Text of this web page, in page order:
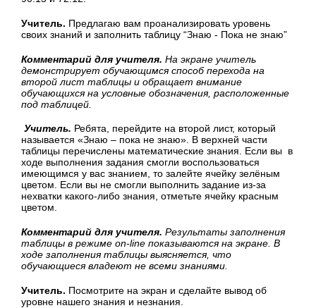
Учитель. Предлагаю вам проанализировать уровень
своих знаний и заполнить таблицу “Знаю - Пока не знаю”
Комментарий для учителя. На экране учитель
демонстрирует обучающимся способ перехода на
второй лист таблицы и обращает внимание
обучающихся на условные обозначения, расположенные
под таблицей.
Учитель. Ребята, перейдите на второй лист, который
называется «Знаю – пока не знаю». В верхней части
таблицы перечислены математические знания. Если вы в
ходе выполнения задания смогли воспользоваться
имеющимся у вас знанием, то залейте ячейку зелёным
цветом. Если вы не смогли выполнить задание из-за
нехватки какого-либо знания, отметьте ячейку красным
цветом.
Комментарий для учителя. Результаты заполнения
таблицы в режиме on-line показываются на экране. В
ходе заполнения таблицы выясняется, что
обучающиеся владеют не всеми знаниями.
Учитель. Посмотрите на экран и сделайте вывод об
уровне нашего знания и незнания.